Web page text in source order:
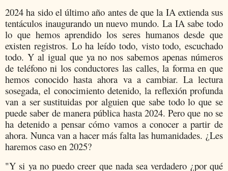
2024 ha sido el último año antes de que la IA extienda sus
tentáculos inaugurando un nuevo mundo. La IA sabe todo
lo que hemos aprendido los seres humanos desde que
existen registros. Lo ha leído todo, visto todo, escuchado
todo. Y al igual que ya no nos sabemos apenas números
de teléfono ni los conductores las calles, la forma en que
hemos conocido hasta ahora va a cambiar. La lectura
sosegada, el conocimiento detenido, la reflexión profunda
van a ser sustituidas por alguien que sabe todo lo que se
puede saber de manera pública hasta 2024. Pero que no se
ha detenido a pensar cómo vamos a conocer a partir de
ahora. Nunca van a hacer más falta las humanidades. ¿Les
haremos caso en 2025?
"Y si ya no puedo creer que nada sea verdadero ¿por qué